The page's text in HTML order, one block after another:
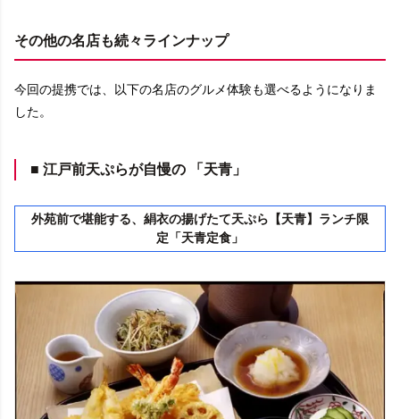
その他の名店も続々ラインナップ
今回の提携では、以下の名店のグルメ体験も選べるようになりま
した。
■ 江戸前天ぷらが自慢の 「天青」
外苑前で堪能する、絹衣の揚げたて天ぷら【天青】ランチ限
定「天青定食」